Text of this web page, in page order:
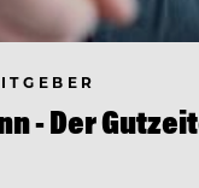
- Der